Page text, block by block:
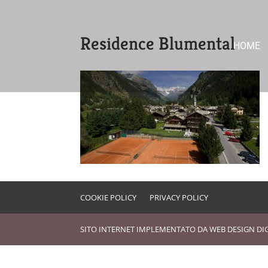
HOME
Residence Blumental
COOKIE POLICY PRIVACY POLICY
SITO INTERNET IMPLEMENTATO DAWEB DESIGN